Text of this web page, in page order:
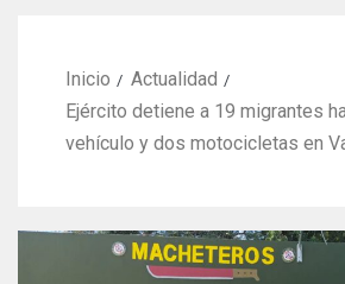
Inicio
Actualidad
Ejército detiene a 19 migrantes
vehículo y dos motocicletas en